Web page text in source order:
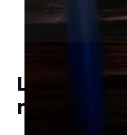
Lokal
musHej! Hvordan kan jeg hjælpe